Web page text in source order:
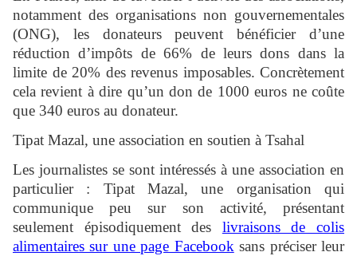
notamment des organisations non gouvernementales
(ONG), les donateurs peuvent bénéficier d’une
réduction d’impôts de 66% de leurs dons dans la
limite de 20% des revenus imposables. Concrètement
cela revient à dire qu’un don de 1000 euros ne coûte
que 340 euros au donateur.
Tipat Mazal, une association en soutien à Tsahal
Les journalistes se sont intéressés à une association en
particulier : Tipat Mazal, une organisation qui
communique peu sur son activité, présentant
seulement épisodiquement des livraisons de colis
alimentaires sur une page Facebook sans préciser leur